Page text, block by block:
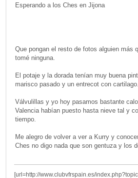
Esperando a los Ches en Jijona
Que pongan el resto de fotos alguien más
tomé ninguna.
El potaje y la dorada tenían muy buena
marisco pasado y un entrecot con cartilago.
Válvulillas y yo hoy pasamos bastante
Valencia habían puesto hasta nieve tal y
tiempo.
Me alegro de volver a ver a Kurry y
Ches no digo nada que son gentuza y los
[url=http://www.clubvfrspain.es/